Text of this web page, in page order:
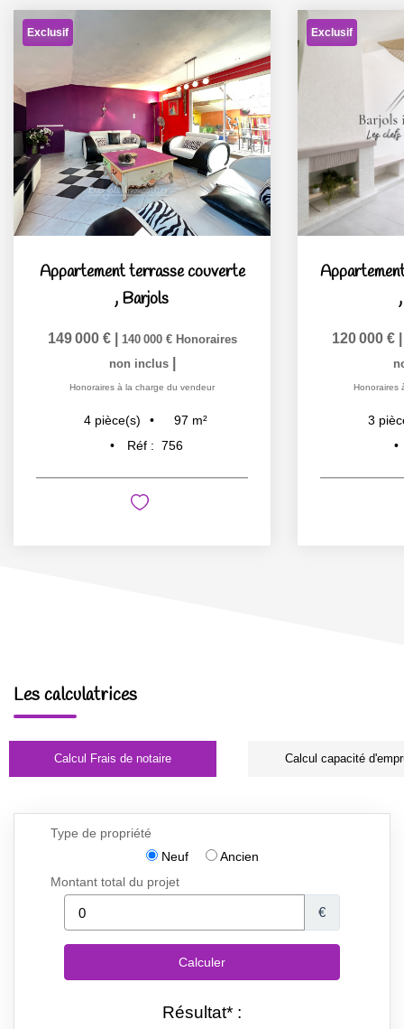
Exclusif
Appartement terrasse couverte
, Barjols
149 000 € 140 000 € Honoraires
non inclus
Honoraires à la charge du vendeur
4 pièce(s) 97 m²
Réf : 756
Exclusif
120 000 €
Honoraires
3
Les calculatrices
Calcul Frais de notaire Calcul capacité